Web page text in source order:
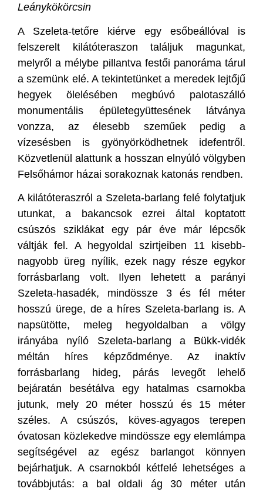
Leánykökörcsin
A Szeleta-tetőre kiérve egy esőbeállóval is
felszerelt kilátóteraszon találjuk magunkat,
melyről a mélybe pillantva festői panoráma tárul
a szemünk elé. A tekintetünket a meredek lejtőjű
hegyek ölelésében megbúvó palotaszálló
monumentális épületegyüttesének látványa
vonzza, az élesebb szeműek pedig a
vízesésben is gyönyörködhetnek idefentről.
Közvetlenül alattunk a hosszan elnyúló völgyben
Felsőhámor házai sorakoznak katonás rendben.
A kilátóteraszról a Szeleta-barlang felé folytatjuk
utunkat, a bakancsok ezrei által koptatott
csúszós sziklákat egy pár éve már lépcsők
váltják fel. A hegyoldal szirtjeiben 11 kisebb-
nagyobb üreg nyílik, ezek nagy része egykor
forrásbarlang volt. Ilyen lehetett a parányi
Szeleta-hasadék, mindössze 3 és fél méter
hosszú ürege, de a híres Szeleta-barlang is. A
napsütötte, meleg hegyoldalban a völgy
irányába nyíló Szeleta-barlang a Bükk-vidék
méltán híres képződménye. Az inaktív
forrásbarlang hideg, párás levegőt lehelő
bejáratán besétálva egy hatalmas csarnokba
jutunk, mely 20 méter hosszú és 15 méter
széles. A csúszós, köves-agyagos terepen
óvatosan közlekedve mindössze egy elemlámpa
segítségével az egész barlangot könnyen
bejárhatjuk. A csarnokból kétfelé lehetséges a
továbbjutás: a bal oldali ág 30 méter után